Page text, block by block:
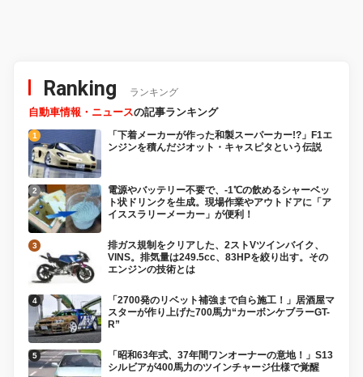
Ranking ランキング
自動車情報・ニュースの記事ランキング
「下着メーカーが作った和製スーパーカー!?」F1エ
ンジンを積んだジオット・キャスピタという伝説
電源やバッテリー不要で、-1℃の飲めるシャーベッ
ト状ドリンクを生成。現場作業やアウトドアに「ア
イススラリーメーカー」が便利！
排ガス規制をクリアした、2ストVツインバイク、
VINS。排気量は249.5cc、83HPを絞り出す。その
エンジンの技術とは
「2700発のリベット補強まで自ら施工！」居酒屋マ
スターが作り上げた700馬力“カーボンケブラーGT-
R”
「昭和63年式、37年間ワンオーナーの意地！」S13
シルビアが400馬力のツインチャージ仕様で覚醒